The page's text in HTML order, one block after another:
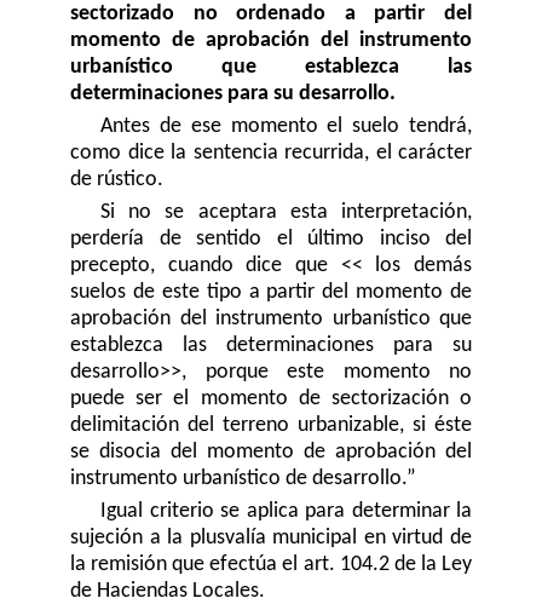
sectorizado no ordenado a partir del
momento de aprobación del instrumento
urbanístico que establezca las
determinaciones para su desarrollo.
Antes de ese momento el suelo tendrá,
como dice la sentencia recurrida, el carácter
de rústico.
Si no se aceptara esta interpretación,
perdería de sentido el último inciso del
precepto, cuando dice que << los demás
suelos de este tipo a partir del momento de
aprobación del instrumento urbanístico que
establezca las determinaciones para su
desarrollo>>, porque este momento no
puede ser el momento de sectorización o
delimitación del terreno urbanizable, si éste
se disocia del momento de aprobación del
instrumento urbanístico de desarrollo.”
Igual criterio se aplica para determinar la
sujeción a la plusvalía municipal en virtud de
la remisión que efectúa el art. 104.2 de la Ley
de Haciendas Locales.